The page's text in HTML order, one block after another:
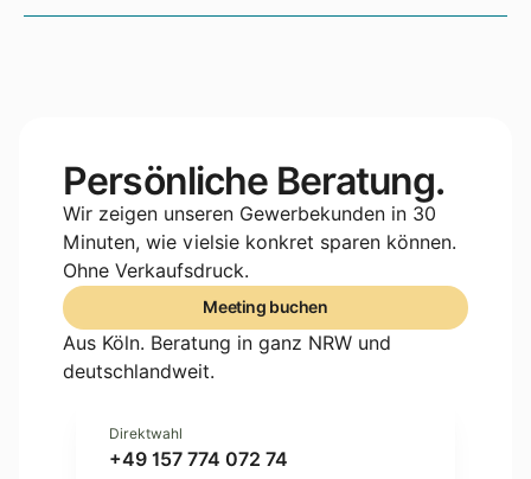
Persönliche Beratung.
Wir zeigen unseren Gewerbekunden in 30
Minuten, wie vielsie konkret sparen können.
Ohne Verkaufsdruck.
Meeting buchen
Meeting buchen
Aus Köln. Beratung in ganz NRW und
deutschlandweit.
Direktwahl
+49 157 774 072 74